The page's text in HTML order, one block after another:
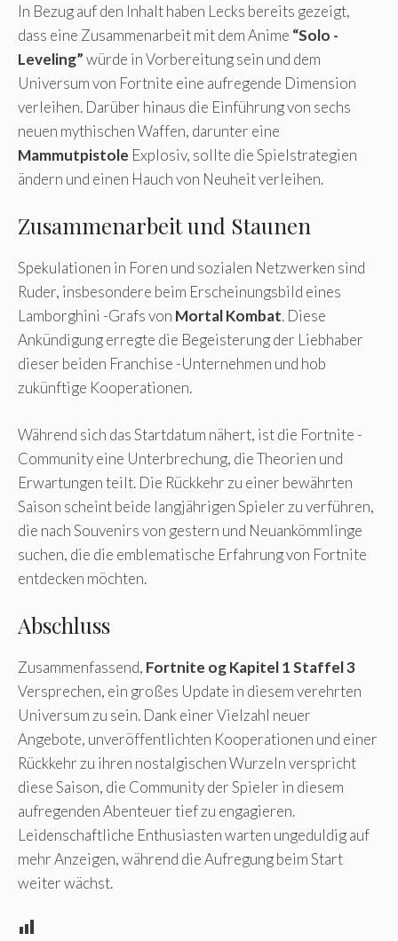
In Bezug auf den Inhalt haben Lecks bereits gezeigt,
dass eine Zusammenarbeit mit dem Anime “Solo -
Leveling”würde in Vorbereitung sein und dem
Universum von Fortnite eine aufregende Dimension
verleihen. Darüber hinaus die Einführung von sechs
neuen mythischen Waffen, darunter eine
Mammutpistole Explosiv, sollte die Spielstrategien
ändern und einen Hauch von Neuheit verleihen.
Zusammenarbeit und Staunen
Spekulationen in Foren und sozialen Netzwerken sind
Ruder, insbesondere beim Erscheinungsbild eines
Lamborghini -Grafs von Mortal Kombat. Diese
Ankündigung erregte die Begeisterung der Liebhaber
dieser beiden Franchise -Unternehmen und hob
zukünftige Kooperationen.
Während sich das Startdatum nähert, ist die Fortnite -
Community eine Unterbrechung, die Theorien und
Erwartungen teilt. Die Rückkehr zu einer bewährten
Saison scheint beide langjährigen Spieler zu verführen,
die nach Souvenirs von gestern und Neuankömmlinge
suchen, die die emblematische Erfahrung von Fortnite
entdecken möchten.
Abschluss
Zusammenfassend, Fortnite og Kapitel 1 Staffel 3
Versprechen, ein großes Update in diesem verehrten
Universum zu sein. Dank einer Vielzahl neuer
Angebote, unveröffentlichten Kooperationen und einer
Rückkehr zu ihren nostalgischen Wurzeln verspricht
diese Saison, die Community der Spieler in diesem
aufregenden Abenteuer tief zu engagieren.
Leidenschaftliche Enthusiasten warten ungeduldig auf
mehr Anzeigen, während die Aufregung beim Start
weiter wächst.